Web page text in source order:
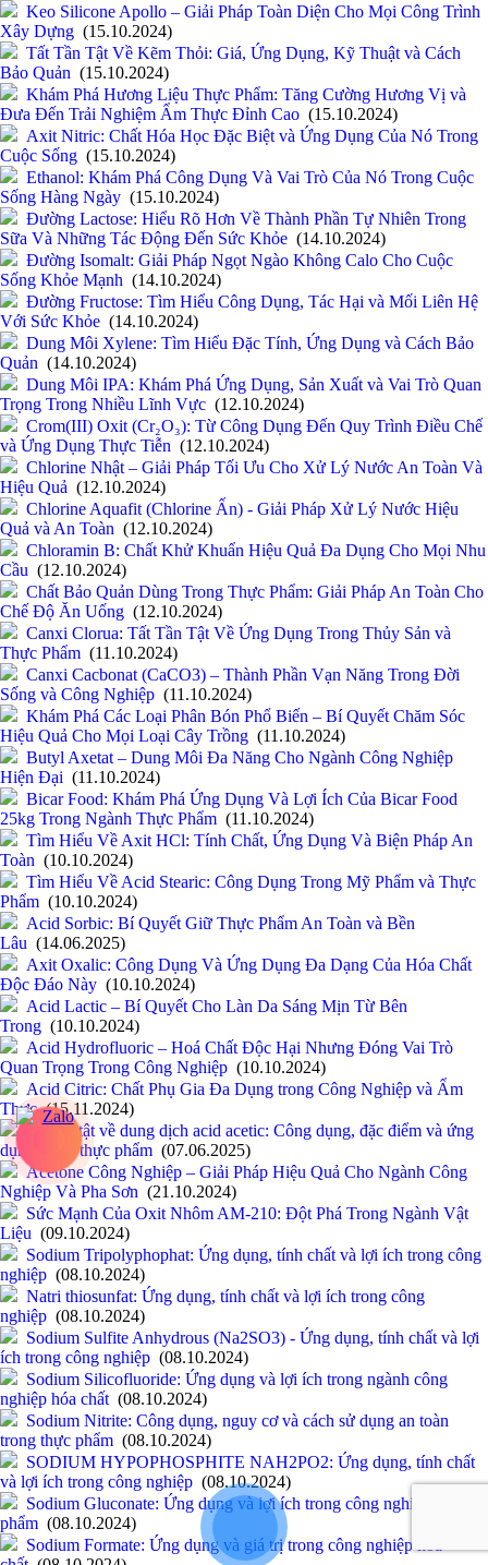
Keo Silicone Apollo – Giải Pháp Toàn Diện Cho Mọi Công Trình
Xây Dựng (15.10.2024)
Tất Tần Tật Về Kẽm Thỏi: Giá, Ứng Dụng, Kỹ Thuật và Cách
Bảo Quản (15.10.2024)
Khám Phá Hương Liệu Thực Phẩm: Tăng Cường Hương Vị và
Đưa Đến Trải Nghiệm Ẩm Thực Đỉnh Cao (15.10.2024)
Axit Nitric: Chất Hóa Học Đặc Biệt và Ứng Dụng Của Nó Trong
Cuộc Sống (15.10.2024)
Ethanol: Khám Phá Công Dụng Và Vai Trò Của Nó Trong Cuộc
Sống Hàng Ngày (15.10.2024)
Đường Lactose: Hiểu Rõ Hơn Về Thành Phần Tự Nhiên Trong
Sữa Và Những Tác Động Đến Sức Khỏe (14.10.2024)
Đường Isomalt: Giải Pháp Ngọt Ngào Không Calo Cho Cuộc
Sống Khỏe Mạnh (14.10.2024)
Đường Fructose: Tìm Hiểu Công Dụng, Tác Hại và Mối Liên Hệ
Với Sức Khỏe (14.10.2024)
Dung Môi Xylene: Tìm Hiểu Đặc Tính, Ứng Dụng và Cách Bảo
Quản (14.10.2024)
Dung Môi IPA: Khám Phá Ứng Dụng, Sản Xuất và Vai Trò Quan
Trọng Trong Nhiều Lĩnh Vực (12.10.2024)
Crom(III) Oxit (Cr₂O₃): Từ Công Dụng Đến Quy Trình Điều Chế
và Ứng Dụng Thực Tiễn (12.10.2024)
Chlorine Nhật – Giải Pháp Tối Ưu Cho Xử Lý Nước An Toàn Và
Hiệu Quả (12.10.2024)
Chlorine Aquafit (Chlorine Ấn) - Giải Pháp Xử Lý Nước Hiệu
Quả và An Toàn (12.10.2024)
Chloramin B: Chất Khử Khuẩn Hiệu Quả Đa Dụng Cho Mọi Nhu
Cầu (12.10.2024)
Chất Bảo Quản Dùng Trong Thực Phẩm: Giải Pháp An Toàn Cho
Chế Độ Ăn Uống (12.10.2024)
Canxi Clorua: Tất Tần Tật Về Ứng Dụng Trong Thủy Sản và
Thực Phẩm (11.10.2024)
Canxi Cacbonat (CaCO3) – Thành Phần Vạn Năng Trong Đời
Sống và Công Nghiệp (11.10.2024)
Khám Phá Các Loại Phân Bón Phổ Biến – Bí Quyết Chăm Sóc
Hiệu Quả Cho Mọi Loại Cây Trồng (11.10.2024)
Butyl Axetat – Dung Môi Đa Năng Cho Ngành Công Nghiệp
Hiện Đại (11.10.2024)
Bicar Food: Khám Phá Ứng Dụng Và Lợi Ích Của Bicar Food
25kg Trong Ngành Thực Phẩm (11.10.2024)
Tìm Hiểu Về Axit HCl: Tính Chất, Ứng Dụng Và Biện Pháp An
Toàn (10.10.2024)
Tìm Hiểu Về Acid Stearic: Công Dụng Trong Mỹ Phẩm và Thực
Phẩm (10.10.2024)
Acid Sorbic: Bí Quyết Giữ Thực Phẩm An Toàn và Bền
Lâu (14.06.2025)
Axit Oxalic: Công Dụng Và Ứng Dụng Đa Dạng Của Hóa Chất
Độc Đáo Này (10.10.2024)
Acid Lactic – Bí Quyết Cho Làn Da Sáng Mịn Từ Bên
Trong (10.10.2024)
Acid Hydrofluoric – Hoá Chất Độc Hại Nhưng Đóng Vai Trò
Quan Trọng Trong Công Nghiệp (10.10.2024)
Acid Citric: Chất Phụ Gia Đa Dụng trong Công Nghiệp và Ẩm
Thực(15.11.2024)
Tất tần tật về dung dịch acid acetic: Công dụng, đặc điểm và ứng
dụng trong thực phẩm (07.06.2025)
Acetone Công Nghiệp – Giải Pháp Hiệu Quả Cho Ngành Công
Nghiệp Và Pha Sơn (21.10.2024)
Sức Mạnh Của Oxit Nhôm AM-210: Đột Phá Trong Ngành Vật
Liệu (09.10.2024)
Sodium Tripolyphophat: Ứng dụng, tính chất và lợi ích trong công
nghiệp (08.10.2024)
Natri thiosunfat: Ứng dụng, tính chất và lợi ích trong công
nghiệp (08.10.2024)
Sodium Sulfite Anhydrous (Na2SO3) - Ứng dụng, tính chất và lợi
ích trong công nghiệp (08.10.2024)
Sodium Silicofluoride: Ứng dụng và lợi ích trong ngành công
nghiệp hóa chất (08.10.2024)
Sodium Nitrite: Công dụng, nguy cơ và cách sử dụng an toàn
trong thực phẩm (08.10.2024)
SODIUM HYPOPHOSPHITE NAH2PO2: Ứng dụng, tính chất
và lợi ích trong công nghiệp (08.10.2024)
Sodium Gluconate: Ứng dụng và lợi ích trong công nghiệp và thực
phẩm (08.10.2024)
Sodium Formate: Ứng dụng và giá trị trong công nghiệp hóa